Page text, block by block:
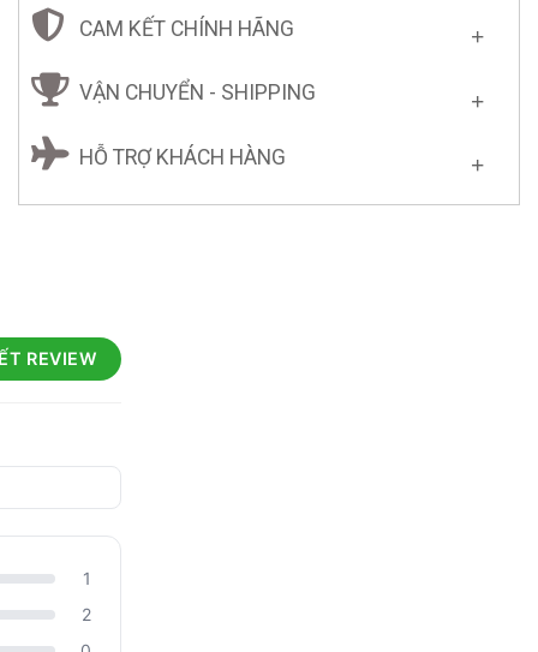
CAM KẾT CHÍNH HÃNG
VẬN CHUYỂN - SHIPPING
HỖ TRỢ KHÁCH HÀNG
REVIEW
1
2